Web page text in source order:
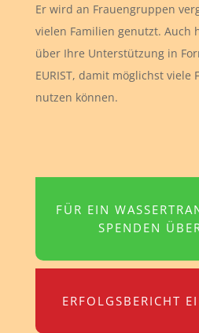
Er wird an Frauengruppen
vielen Familien genutzt. Auch
über Ihre Unterstützung in
EURIST, damit möglichst viele
nutzen können.
FÜR EIN
SPENDEN
ERFOLGSBERICHT